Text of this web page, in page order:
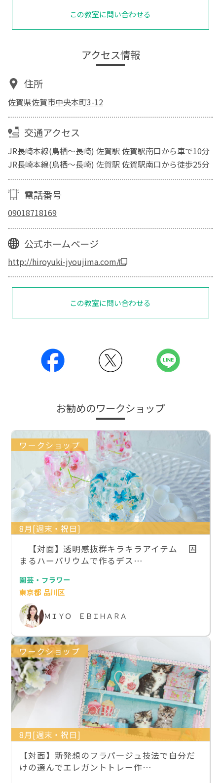
この教室に問い合わせる
アクセス情報
住所
佐賀県佐賀市中央本町3-12
交通アクセス
JR長崎本線(鳥栖～長崎) 佐賀駅 佐賀駅南口から車で10分
JR長崎本線(鳥栖～長崎) 佐賀駅 佐賀駅南口から徒歩25分
電話番号
09018718169
公式ホームページ
http://hiroyuki-jyoujima.com/
この教室に問い合わせる
お勧めのワークショップ
ワークショップ
8月[週末・祝日]
【対面】透明感抜群キラキラアイテム 固
まるハーバリウムで作るデス…
園芸・フラワー
東京都 品川区
ＭＩＹＯ ＥＢＩＨＡＲＡ
ワークショップ
8月[週末・祝日]
【対面】新発想のフラパ―ジュ技法で自分だ
けの選んでエレガントトレー作…